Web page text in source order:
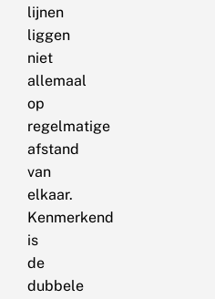
lijnen
liggen
niet
allemaal
op
regelmatige
afstand
van
elkaar.
Kenmerkend
is
de
dubbele